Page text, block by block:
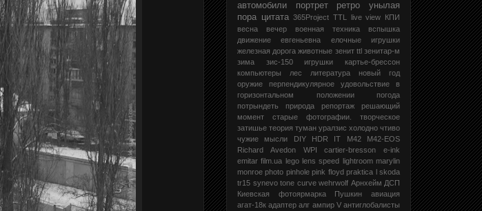
автомобили
портрет ретро
унылая
пора цитата 365Project TTL live view КПИ
весна
вечер военная техника
вспышка
движение
евгеньевна
елочные игрушки
железная дорога животные зенит ttl зенитар-м
зима
зис-150 игрушки
картье-брессон
компьютеры
лес литература
новый год
оружие
перпендикулярное удовольствие в
горизонтальном положении
погода
потрындеть
природа репортаж
решающий
момент
старые фотографии.
творческое
затишье теория туман уралзис холодно чтиво
чужие мысли
DIY HDR IT M42
M42-EOS
Richard Avedon
WPI cartier-bresson
e-ink
emitar film.ua lego lens speed lightroom marylin
monroe photo pinhole pink floyd praktica l skoda
tr15 synevo tone curve wehrwolf Арнхейм ДСП
Киевская фотоярмарка
Пушкин
авиация
агат-18к адаптер алг ампир V антиглобалисты